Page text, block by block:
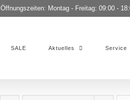
Öffnungszeiten: Montag - Freitag: 09:00 -
SALE Aktuelles Service